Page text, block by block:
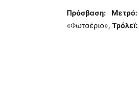
Πρόσβαση: Μετρό:
«Φωταέριο», Τρόλεï: